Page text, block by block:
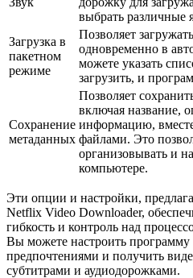
выбрать различные
Загрузка в
пакетном
режиме
Позволяет
одновременно в
можете указать
загрузить, и
Сохранение
метаданных
Позволяет
включая название,
информацию,
файлами. Это
организовывать и
компьютере.
Эти опции и настройки,
Netflix Video Downloader,
гибкость и контроль над
Вы можете настроить программу
предпочтениями и получить
субтитрами и аудиодорожками.